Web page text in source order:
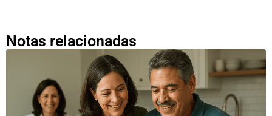
Notas relacionadas